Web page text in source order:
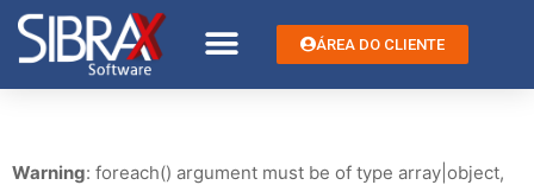
ÁREA DO CLIENTE
Warning: foreach() argument must be of type array|object,